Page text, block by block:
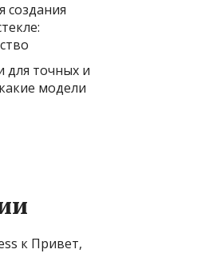
создания
для точных и
модели
к Привет,